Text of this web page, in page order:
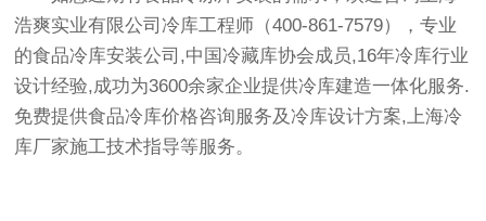
浩爽实业有限公司冷库工程师（400-861-7579），专业
的食品冷库安装公司,中国冷藏库协会成员,16年冷库行业
设计经验,成功为3600余家企业提供冷库建造一体化服务.
免费提供食品冷库价格咨询服务及冷库设计方案,上海冷
库厂家施工技术指导等服务。